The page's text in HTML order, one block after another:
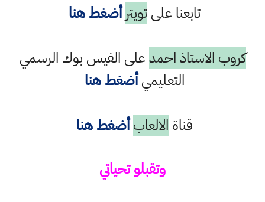
تابعنا علىتويتر أضغط هنا
كروب الاستاذ احمدعلى الفيس بوك الرسمي
التعليميأضغط هنا
قناة الالعاب أضغط هنا
وتقبلو تحياتي